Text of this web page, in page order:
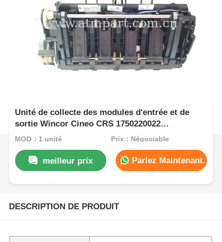
Unité de collecte des modules d'entrée et de
sortie Wincor Cineo CRS 1750220022
1750131626
MOQ：1 unité Prix：Négociable
meilleur prix Parlez Maintenant.
DESCRIPTION DE PRODUIT